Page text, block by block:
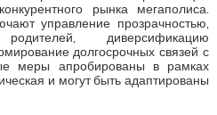
рынка мегаполиса.
управление прозрачностью,
диверсификацию
долгосрочных связей с
меры апробированы в рамках
и могут быть адаптированы